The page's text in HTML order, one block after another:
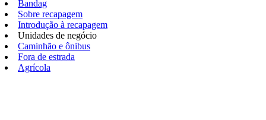
Bandag
Sobre recapagem
Introdução à recapagem
Unidades de negócio
Caminhão e ônibus
Fora de estrada
Agrícola